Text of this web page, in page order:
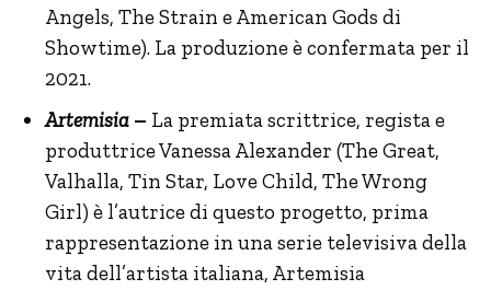
Angels, The Strain e American Gods di
Showtime). La produzione è confermata per il
2021.
Artemisia – La premiata scrittrice, regista e
produttrice Vanessa Alexander (The Great,
Valhalla, Tin Star, Love Child, The Wrong
Girl) è l’autrice di questo progetto, prima
rappresentazione in una serie televisiva della
vita dell’artista italiana, Artemisia